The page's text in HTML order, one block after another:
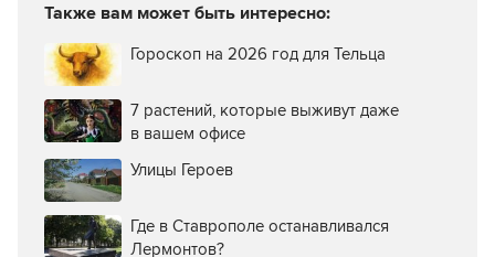
Также вам может быть интересно:
Гороскоп на 2026 год для Тельца
7 растений, которые выживут даже
в вашем офисе
Улицы Героев
Где в Ставрополе останавливался
Лермонтов?